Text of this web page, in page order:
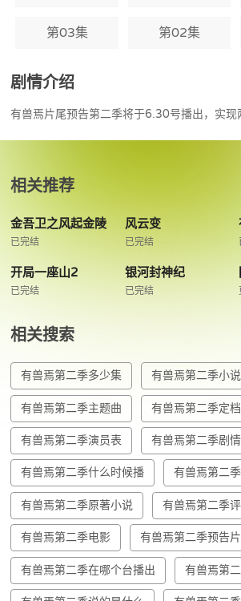
第03集 第02集
剧情介绍
有兽焉片尾预告第二季将于6.30号播出，实现
相关推荐
金吾卫之风起金陵
已完结
风云变
已完结
开局一座山2
已完结
银河封神纪
已完结
相关搜索
有兽焉第二季多少集 有兽焉第二季小
有兽焉第二季主题曲 有兽焉第二季定档
有兽焉第二季演员表 有兽焉第二季剧情
有兽焉第二季什么时候播 有兽焉第二
有兽焉第二季原著小说 有兽焉第二季
有兽焉第二季电影 有兽焉第二季预告片
有兽焉第二季在哪个台播出 有兽焉第